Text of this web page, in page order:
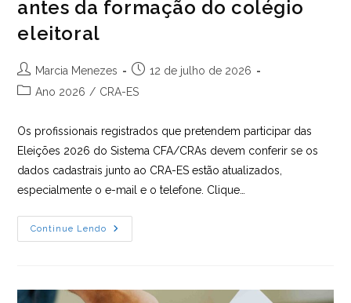
antes da formação do colégio
eleitoral
Autor
do
Marcia Menezes
Post
publicado:
12 de julho de 2026
Categoria
post:
Ano 2026 / CRA-ES
Os profissionais registrados que pretendem participar das
Eleições 2026 do Sistema CFA/CRAs devem conferir se os
dados cadastrais junto ao CRA-ES estão atualizados,
especialmente o e-mail e o telefone. Clique…
Continue Lendo
Atualize
Seu
Antes